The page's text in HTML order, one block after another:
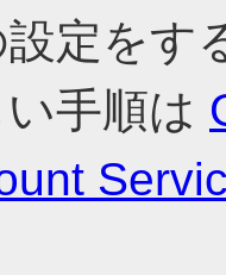
設定をす
手順は